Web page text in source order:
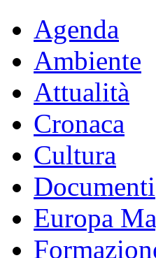
Agenda
Ambiente
Attualità
Cronaca
Cultura
Documenti
Europa